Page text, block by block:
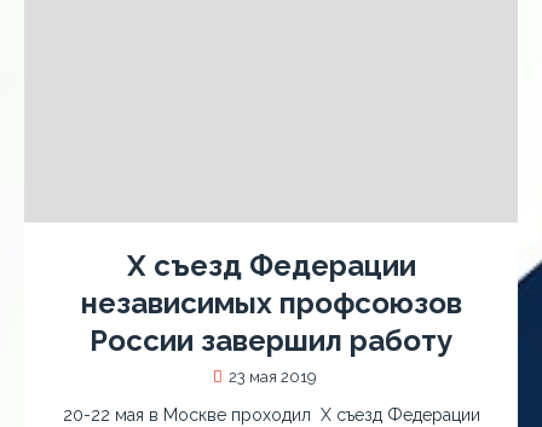
X съезд Федерации
независимых профсоюзов
России завершил работу
23 мая 2019
20-22 мая в Москве проходил X съезд Федерации